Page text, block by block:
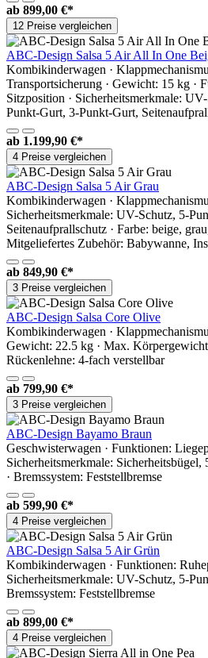
ab 899,00 €*
12 Preise vergleichen
ABC-Design Salsa 5 Air All In One
Kombikinderwagen ·
Transportsicherung · Gewicht: 15 kg ·
Sitzposition · Sicherheitsmerkmale:
Punkt-Gurt, 3-Punkt-Gurt,
ab 1.199,90 €*
4 Preise vergleichen
ABC-Design Salsa 5 Air Grau
Kombikinderwagen ·
Sicherheitsmerkmale: UV-Schutz, 5-
Seitenaufprallschutz · Farbe: beige,
Mitgeliefertes Zubehör: Babywanne,
ab 849,90 €*
3 Preise vergleichen
ABC-Design Salsa Core Olive
Kombikinderwagen ·
Gewicht: 22.5 kg · Max.
Rückenlehne: 4-fach verstellbar
ab 799,90 €*
3 Preise vergleichen
ABC-Design Bayamo Braun
Geschwisterwagen · Funktionen:
Sicherheitsmerkmale: Sicherheitsbügel,
· Bremssystem: Feststellbremse
ab 599,90 €*
4 Preise vergleichen
ABC-Design Salsa 5 Air Grün
Kombikinderwagen · Funktionen:
Sicherheitsmerkmale: UV-Schutz, 5-
Bremssystem: Feststellbremse
ab 899,00 €*
4 Preise vergleichen